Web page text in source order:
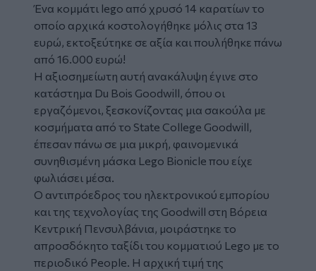
Ένα κομμάτι lego από χρυσό 14 καρατίων το
οποίο αρχικά κοστολογήθηκε μόλις στα 13
ευρώ, εκτοξεύτηκε σε αξία και πουλήθηκε πάνω
από 16.000 ευρώ!
Η αξιοσημείωτη αυτή ανακάλυψη έγινε στο
κατάστημα Du Bois Goodwill, όπου οι
εργαζόμενοι, ξεσκονίζοντας μια σακούλα με
κοσμήματα από το State College Goodwill,
έπεσαν πάνω σε μια μικρή, φαινομενικά
συνηθισμένη μάσκα Lego Bionicle που είχε
φωλιάσει μέσα.
Ο αντιπρόεδρος του ηλεκτρονικού εμπορίου
και της τεχνολογίας της Goodwill στη Βόρεια
Κεντρική Πενσυλβάνια, μοιράστηκε το
απροσδόκητο ταξίδι του κομματιού Lego με το
περιοδικό People. Η αρχική τιμή της